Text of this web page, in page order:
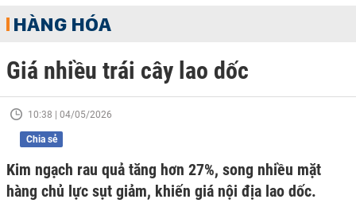
HÀNG HÓA
Giá nhiều trái cây lao dốc
10:38 | 04/05/2026
Chia sẻ
Kim ngạch rau quả tăng hơn 27%, song nhiều mặt
hàng chủ lực sụt giảm, khiến giá nội địa lao dốc.